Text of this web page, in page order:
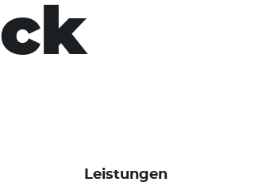
Leistungen